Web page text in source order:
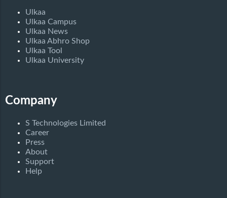
Ulkaa
Ulkaa Campus
Ulkaa News
Ulkaa Abhro Shop
Ulkaa Tool
Ulkaa University
Company
S Technologies Limited
Career
Press
About
Support
Help